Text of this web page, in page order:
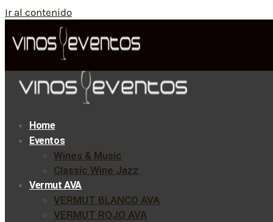
Ir al contenido
Home
Eventos
Wines & Music
Classic Wine Jazz
Vermut AVA
VERMUT BLANCO AVA
VERMUT ROJO AVA